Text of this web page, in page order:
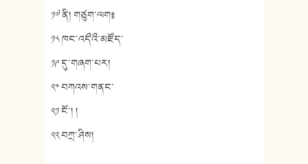
༡༧ ནི། གཙུག་ལག༔
༡༨ ཁང་འདྀའྀ་མཛོད་
༡༩ དུ་གཞག་པར།
༢༠ བཀའས་གནང་
༢༡ ངོ༌། །
༢༢ བཀྲ་ཤིས།